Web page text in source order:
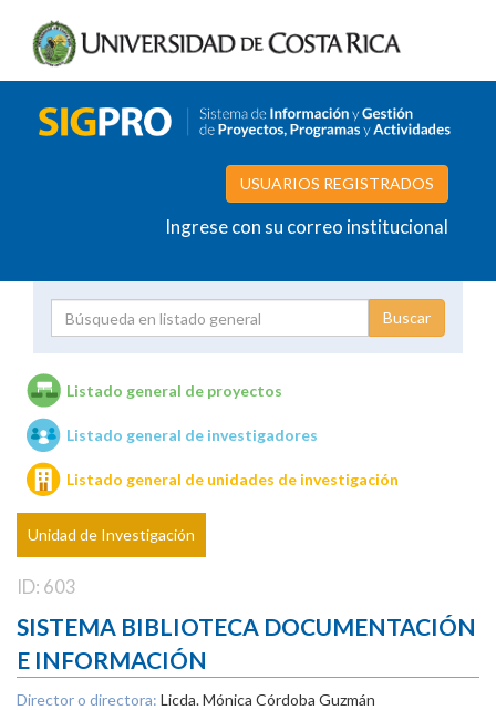
USUARIOS REGISTRADOS
Ingrese con su correo institucional
Unidades de investigación
Listado general de proyectos
Listado general de investigadores
Listado general de unidades de investigación
Unidad de Investigación
ID: 603
SISTEMA BIBLIOTECA DOCUMENTACIÓN
E INFORMACIÓN
Director o directora: Licda. Mónica Córdoba Guzmán